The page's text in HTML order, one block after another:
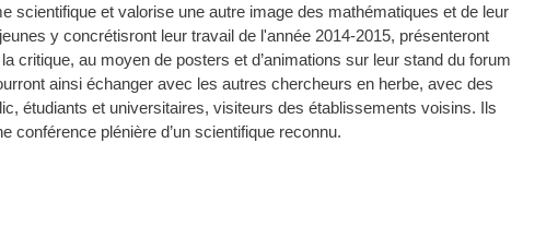
scientifique et valorise une autre image des mathématiques et de leur
y concrétisront leur travail de l'année 2014-2015, présenteront
critique, au moyen de posters et d’animations sur leur stand du forum
ainsi échanger avec les autres chercheurs en herbe, avec des
étudiants et universitaires, visiteurs des établissements voisins. Ils
conférence plénière d’un scientifique reconnu.